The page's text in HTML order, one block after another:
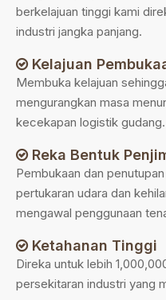
berkelajuan tinggi kami
industri jangka panjang.
Kelajuan
Membuka kelajuan
mengurangkan masa
kecekapan logistik gudang.
Reka Bentuk
Pembukaan dan
pertukaran udara dan
mengawal penggunaan
Ketahanan Tinggi
Direka untuk lebih
persekitaran industri yang